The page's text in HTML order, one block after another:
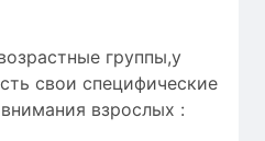
группы,у
свои специфические
взрослых :